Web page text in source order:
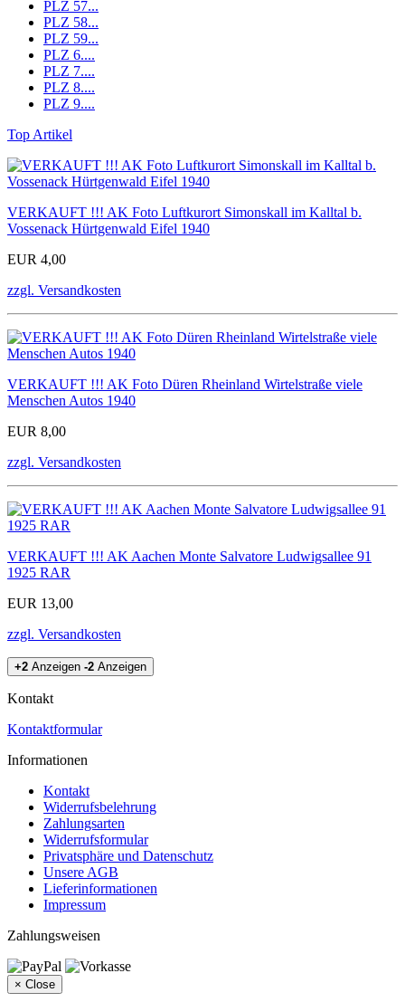
PLZ 57...
PLZ 58...
PLZ 59...
PLZ 6....
PLZ 7....
PLZ 8....
PLZ 9....
Top Artikel
VERKAUFT !!! AK Foto Luftkurort Simonskall im Kalltal b.
Vossenack Hürtgenwald Eifel 1940
EUR 4,00
zzgl. Versandkosten
VERKAUFT !!! AK Foto Düren Rheinland Wirtelstraße viele
Menschen Autos 1940
EUR 8,00
zzgl. Versandkosten
VERKAUFT !!! AK Aachen Monte Salvatore Ludwigsallee 91
1925 RAR
EUR 13,00
zzgl. Versandkosten
+2 Anzeigen -2 Anzeigen
Kontakt
Kontaktformular
Informationen
Kontakt
Widerrufsbelehrung
Zahlungsarten
Widerrufsformular
Privatsphäre und Datenschutz
Unsere AGB
Lieferinformationen
Impressum
Zahlungsweisen
× Close